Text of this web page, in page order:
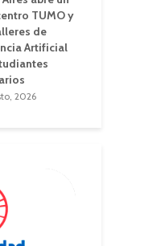
TUMO y
de
Artificial
2026